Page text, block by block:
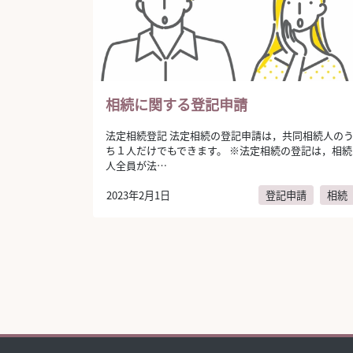
相続に関する登記申請
法定相続登記 法定相続の登記申請は，共同相続人のう
ち１人だけでもできます。 ※法定相続の登記は，相続
人全員が法…
2023年2月1日
登記申請 相続